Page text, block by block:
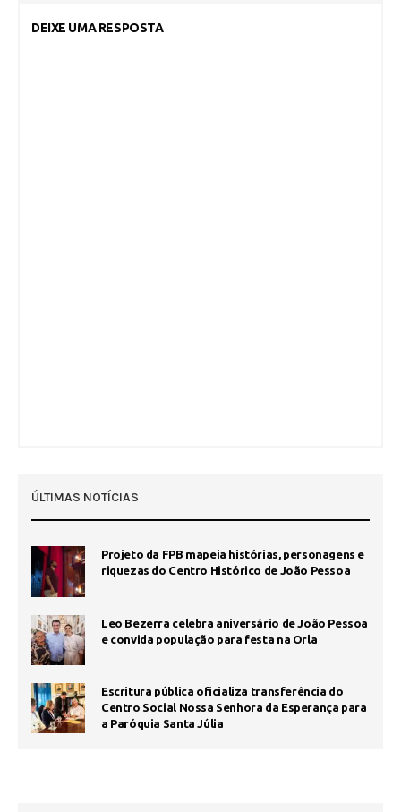
DEIXE UMA RESPOSTA
ÚLTIMAS NOTÍCIAS
Projeto da FPB mapeia histórias, personagens e
riquezas do Centro Histórico de João Pessoa
Leo Bezerra celebra aniversário de João Pessoa
e convida população para festa na Orla
Escritura pública oficializa transferência do
Centro Social Nossa Senhora da Esperança para
a Paróquia Santa Júlia